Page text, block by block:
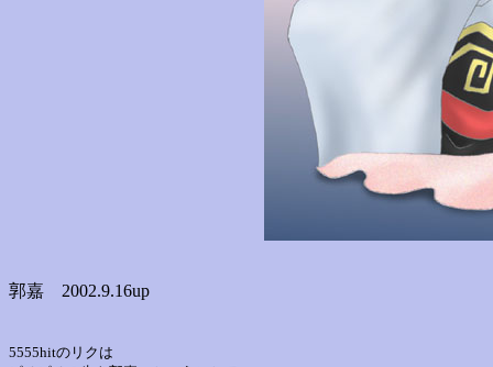
郭嘉 2002.9.16up
5555hitのリクは